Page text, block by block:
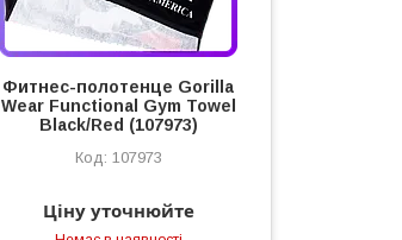
Фитнес-полотенце Gorilla
Wear Functional Gym Towel
Black/Red (107973)
107973
Ціну уточнюйте